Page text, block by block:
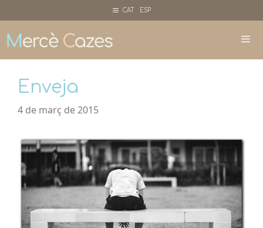
al
contingut
CAT ESP
Enveja
4 de març de 2015